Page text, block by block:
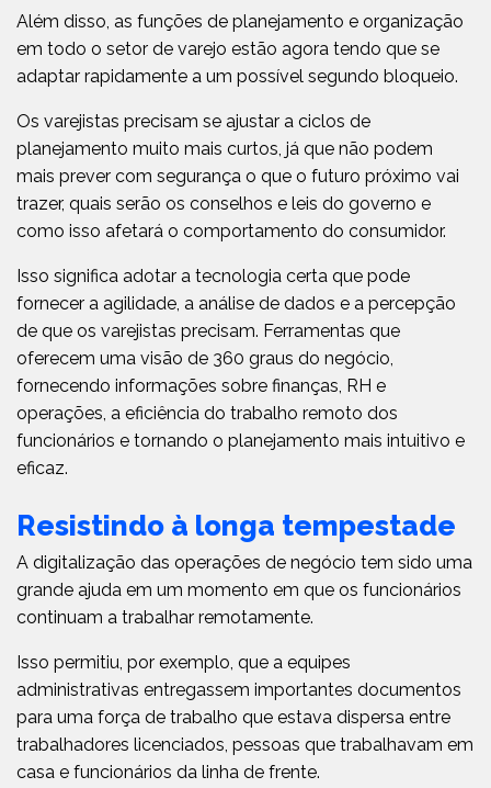
Além disso, as funções de planejamento e organização
em todo o setor de varejo estão agora tendo que se
adaptar rapidamente a um possível segundo bloqueio.
Os varejistas precisam se ajustar a ciclos de
planejamento muito mais curtos, já que não podem
mais prever com segurança o que o futuro próximo vai
trazer, quais serão os conselhos e leis do governo e
como isso afetará o comportamento do consumidor.
Isso significa adotar a tecnologia certa que pode
fornecer a agilidade, a análise de dados e a percepção
de que os varejistas precisam. Ferramentas que
oferecem uma visão de 360 ​​graus do negócio,
fornecendo informações sobre finanças, RH e
operações, a eficiência do trabalho remoto dos
funcionários e tornando o planejamento mais intuitivo e
eficaz.
Resistindo à longa tempestade
A digitalização das operações de negócio tem sido uma
grande ajuda em um momento em que os funcionários
continuam a trabalhar remotamente.
Isso permitiu, por exemplo, que a equipes
administrativas entregassem importantes documentos
para uma força de trabalho que estava dispersa entre
trabalhadores licenciados, pessoas que trabalhavam em
casa e funcionários da linha de frente.